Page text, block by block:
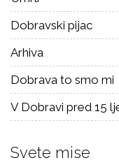
Dobravski pijac
Arhiva
Dobrava to smo mi
V Dobravi pred 15
Svete mise